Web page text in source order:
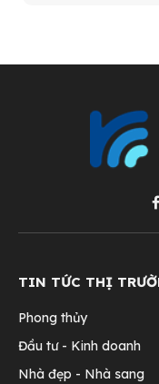
TIN TỨC THỊ
Phong thủy
Đầu tư - Kinh doanh
Nhà đẹp - Nhà sang